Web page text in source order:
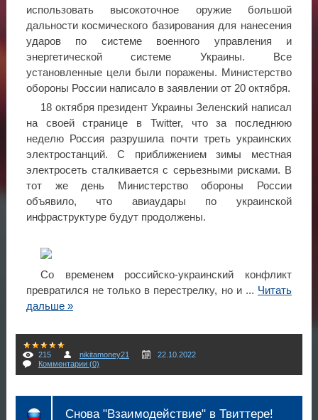
использовать высокоточное оружие большой
дальности космического базирования для нанесения
ударов по системе военного управления и
энергетической системе Украины. Все
установленные цели были поражены. Министерство
обороны России написало в заявлении от 20 октября.
18 октября президент Украины Зеленский написал
на своей странице в Twitter, что за последнюю
неделю Россия разрушила почти треть украинских
электростанций. С приближением зимы местная
электросеть сталкивается с серьезными рисками. В
тот же день Министерство обороны России
объявило, что авиаудары по украинской
инфраструктуре будут продолжены.
Со временем российско-украинский конфликт
превратился не только в перестрелку, но и ... Читать
дальше »
215 nikitamoney21
22.10.2022
Комментарии (0)
Снова "Взаимодействие" в Твиттере!